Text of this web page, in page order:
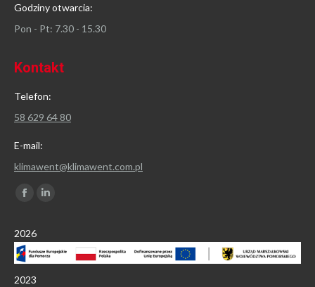
Godziny otwarcia:
Pon - Pt: 7.30 - 15.30
Kontakt
Telefon:
58 629 64 80
E-mail:
klimawent@klimawent.com.pl
Znajdź nas na:
Facebook
opens
in
Linkedin
in
2026
2023